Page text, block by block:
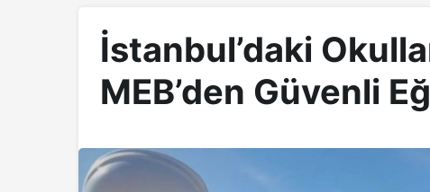
İstanbul’daki
MEB’den Güvenli